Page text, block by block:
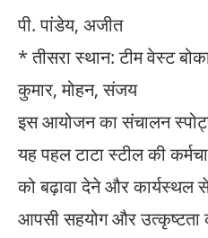
पी. पांडेय, अजीत
* तीसरा स्थान: टीम वेस्ट
कुमार, मोहन, संजय
इस आयोजन का संचालन स्पोर्ट्स
यह पहल टाटा स्टील की
को बढ़ावा देने और कार्यस्थल
आपसी सहयोग और